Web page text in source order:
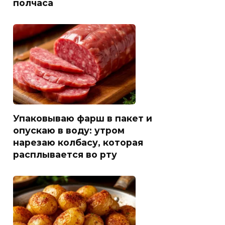
полчаса
Упаковываю фарш в пакет и
опускаю в воду: утром
нарезаю колбасу, которая
расплывается во рту